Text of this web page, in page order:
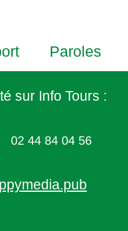
Paroles
sur Info Tours :
02 44 84 04 56